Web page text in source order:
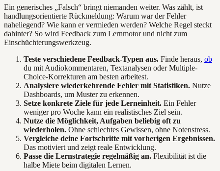
Ein generisches „Falsch“ bringt niemanden weiter. Was zählt, ist
handlungsorientierte Rückmeldung: Warum war der Fehler
naheliegend? Wie kann er vermieden werden? Welche Regel steckt
dahinter? So wird Feedback zum Lernmotor und nicht zum
Einschüchterungswerkzeug.
Teste verschiedene Feedback-Typen aus. Finde heraus, ob
du mit Audiokommentaren, Textanalysen oder Multiple-
Choice-Korrekturen am besten arbeitest.
Analysiere wiederkehrende Fehler mit Statistiken. Nutze
Dashboards, um Muster zu erkennen.
Setze konkrete Ziele für jede Lerneinheit. Ein Fehler
weniger pro Woche kann ein realistisches Ziel sein.
Nutze die Möglichkeit, Aufgaben beliebig oft zu
wiederholen. Ohne schlechtes Gewissen, ohne Notenstress.
Vergleiche deine Fortschritte mit vorherigen Ergebnissen.
Das motiviert und zeigt reale Entwicklung.
Passe die Lernstrategie regelmäßig an. Flexibilität ist die
halbe Miete beim digitalen Lernen.